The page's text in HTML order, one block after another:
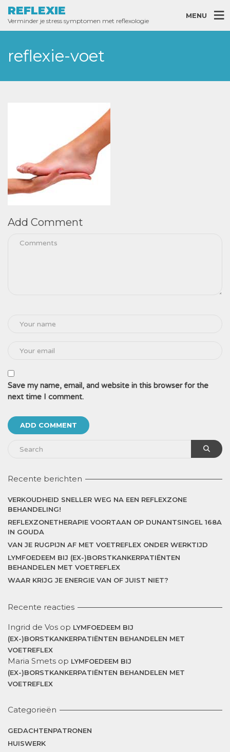
REFLEXIE
Verminder je stress symptomen met reflexologie
MENU
reflexie-voet
Add Comment
Save my name, email, and website in this browser for the
next time I comment.
Recente berichten
VERKOUDHEID SNELLER WEG NA EEN REFLEXZONE
BEHANDELING!
REFLEXZONETHERAPIE VOORTAAN OP DUNANTSINGEL 168A
IN GOUDA
VAN JE RUGPIJN AF MET VOETREFLEX ONDER WERKTIJD
LYMFOEDEEM BIJ (EX-)BORSTKANKERPATIËNTEN
BEHANDELEN MET VOETREFLEX
WAAR KRIJG JE ENERGIE VAN OF JUIST NIET?
Recente reacties
Ingrid de Vos op LYMFOEDEEM BIJ
(EX-)BORSTKANKERPATIËNTEN BEHANDELEN MET
VOETREFLEX
Maria Smets op LYMFOEDEEM BIJ
(EX-)BORSTKANKERPATIËNTEN BEHANDELEN MET
VOETREFLEX
Categorieën
GEDACHTENPATRONEN
HUISWERK